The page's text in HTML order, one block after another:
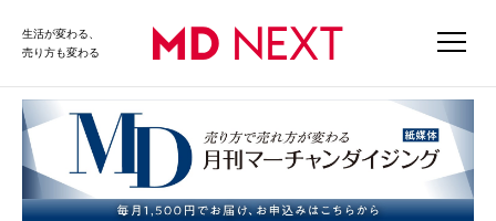
生活が変わる、
売り方も変わる